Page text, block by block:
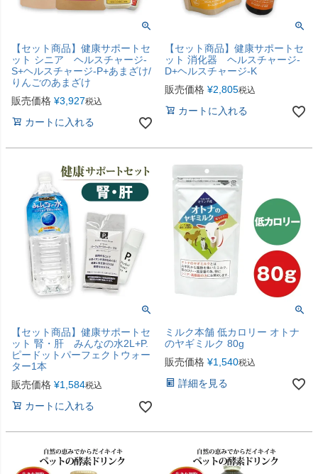
【セット商品】健康サポートセ
ット シニア ヘルスチャージ-
S+ヘルスチャージ-P+あまざけ/
りんごのあまざけ
販売価格 ¥3,927税込
カートに入れる
【セット商品】健康サポートセ
ット 消化器 ヘルスチャージ-
D+ヘルスチャージ-K
販売価格 ¥2,805税込
カートに入れる
【セット商品】健康サポートセ
ット 腎・肝 みんなの水2L+P.
ピードットパーフェクトウォー
ター1本
販売価格 ¥1,584税込
カートに入れる
ミルク本舗 低カロリー オトナ
のヤギミルク 80g
販売価格 ¥1,540税込
詳細を見る